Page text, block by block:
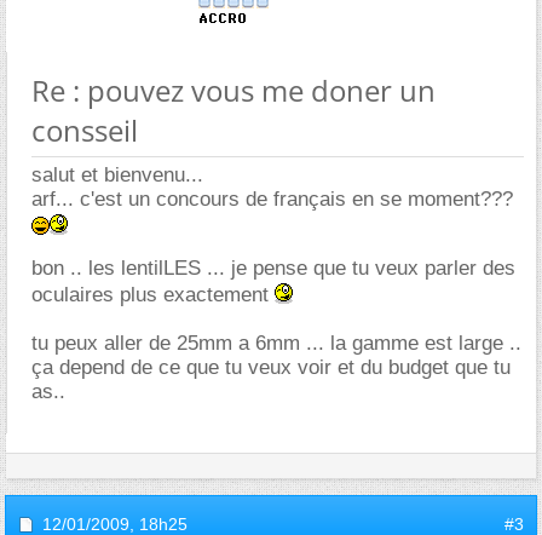
Re : pouvez vous me doner un
consseil
salut et bienvenu...
arf... c'est un concours de français en se moment???
bon .. les lentilLES ... je pense que tu veux parler des
oculaires plus exactement
tu peux aller de 25mm a 6mm ... la gamme est large ..
ça depend de ce que tu veux voir et du budget que tu
as..
12/01/2009, 18h25 #3